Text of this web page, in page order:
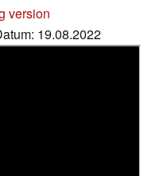
version
19.08.2022